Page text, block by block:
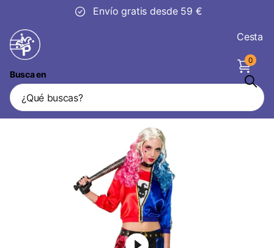
Envío gratis desde 59 €
Busca en
Cesta
0
Disfraz de Harley Quinn Azul Rojo Mujer
Vendedor Boland